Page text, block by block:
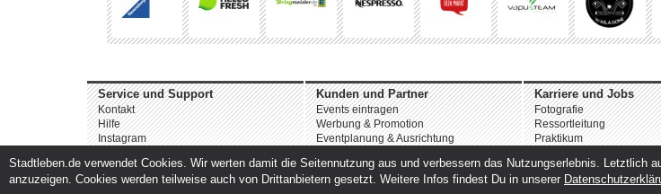
Service und Support
Kontakt
Hilfe
Instagram
Kunden und Partner
Events eintragen
Werbung & Promotion
Eventplanung & Ausrichtung
Karriere und Jobs
Fotografie
Ressortleitung
Praktikum
Stadtleben.de verwendet Cookies. Wir werten damit die Seitennutzung aus und verbessern das Nutzungserlebnis. Letztlich
anzuzeigen. Cookies werden teilweise auch von Drittanbietern gesetzt. Weitere Infos findest Du in unserer